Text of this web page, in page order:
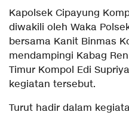
Kapolsek Cipayung
diwakili oleh Waka
bersama Kanit Binmas
mendampingi Kabag
Timur Kompol Edi
kegiatan tersebut.
Turut hadir dalam